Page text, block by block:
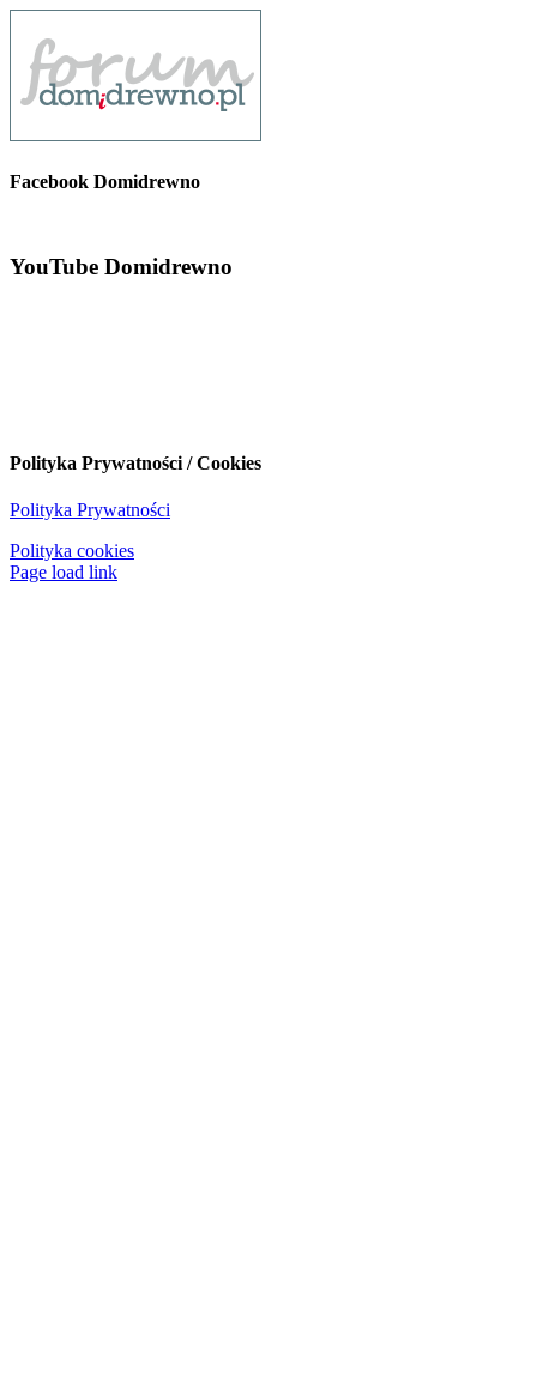
Facebook Domidrewno
YouTube Domidrewno
Polityka Prywatności / Cookies
Polityka Prywatności
Polityka cookies
Page load link